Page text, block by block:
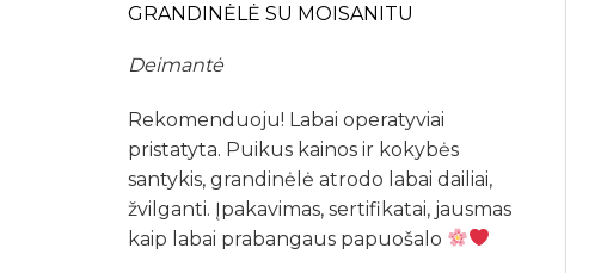
GRANDINĖLĖ SU MOISANITU
Deimantė
Rekomenduoju! Labai operatyviai
pristatyta. Puikus kainos ir kokybės
santykis, grandinėlė atrodo labai dailiai,
žvilganti. Įpakavimas, sertifikatai, jausmas
kaip labai prabangaus papuošalo